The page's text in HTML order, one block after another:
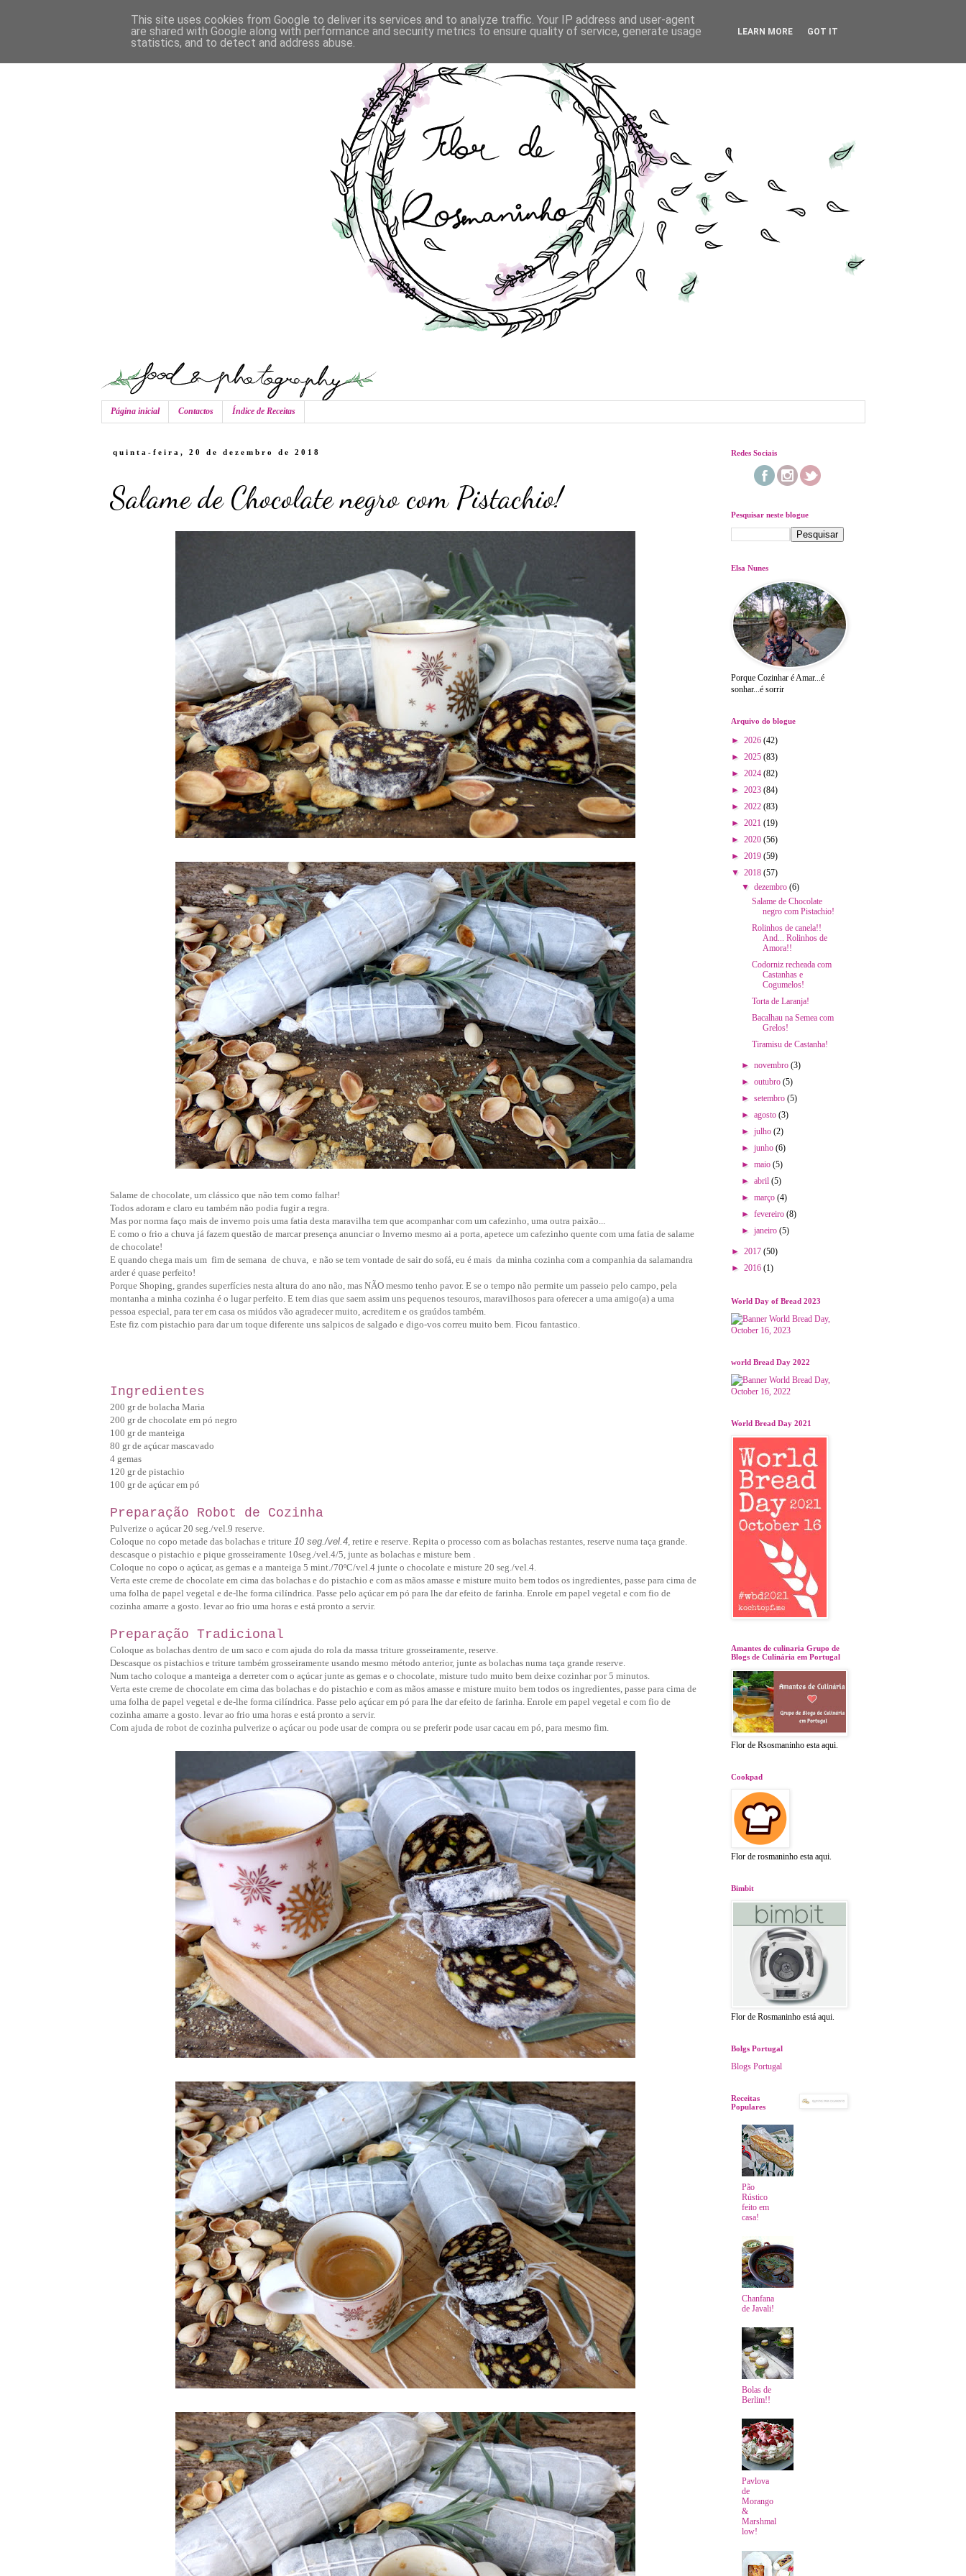
Página inicial Contactos Índice de Receitas
quinta-feira, 20 de dezembro de 2018
Salame de Chocolate negro com Pistachio!
Salame de chocolate, um clássico que não tem como falhar!
Todos adoram e claro eu também não podia fugir a regra.
Mas por norma faço mais de inverno pois uma fatia desta maravilha tem que acompanhar com um cafezinho, uma outra paixão...
E como o frio a chuva já fazem questão de marcar presença anunciar o Inverno mesmo ai a porta, apetece um cafezinho quente com uma fatia de salame
de chocolate!
E quando chega mais um fim de semana de chuva, e não se tem vontade de sair do sofá, eu é mais da minha cozinha com a companhia da salamandra
arder é quase perfeito!
Porque Shoping, grandes superfícies nesta altura do ano não, mas NÃO mesmo tenho pavor. E se o tempo não permite um passeio pelo campo, pela
montanha a minha cozinha é o lugar perfeito. E tem dias que saem assim uns pequenos tesouros, maravilhosos para oferecer a uma amigo(a) a uma
pessoa especial, para ter em casa os miúdos vão agradecer muito, acreditem e os graúdostambém.
Este fiz com pistachio para dar um toque diferente uns salpicos de salgado e digo-vos correu muito bem. Ficou fantastico.
Ingredientes
200 gr de bolacha Maria
200 gr de chocolate em pó negro
100 gr de manteiga
80 gr de açúcar mascavado
4 gemas
120 gr de pistachio
100 gr de açúcar em pó
Preparação Robot de Cozinha
Pulverize o açúcar 20 seg./vel.9 reserve.
Coloque no copo metade das bolachas e triture 10 seg./vel.4, retire e reserve. Repita o processo com as bolachas restantes, reserve numa taça grande.
descasque o pistachio e pique grosseiramente 10seg./vel.4/5, junte as bolachas e misture bem .
Coloque no copo o açúcar, as gemas e a manteiga 5 mint./70ºC/vel.4 junte o chocolate e misture 20 seg./vel.4.
Verta este creme de chocolate em cima das bolachas e do pistachio e com as mãos amasse e misture muito bem todos os ingredientes, passe para cima de
uma folha de papel vegetal e de-lhe forma cilíndrica. Passe pelo açúcar em pó para lhe dar efeito de farinha. Enrole em papel vegetal e com fio de
cozinha amarre a gosto. levar ao frio uma horas e está pronto a servir.
Preparação Tradicional
Coloque as bolachas dentro de um saco e com ajuda do rola da massa triture grosseiramente, reserve.
Descasque os pistachios e triture também grosseiramente usando mesmo método anterior, junte as bolachas numa taça grande reserve.
Num tacho coloque a manteiga a derreter com o açúcar junte as gemas e o chocolate, misture tudo muito bem deixe cozinhar por 5 minutos.
Verta este creme de chocolate em cima das bolachas e do pistachio e com as mãos amasse e misture muito bem todos os ingredientes, passe para cima de
uma folha de papel vegetal e de-lhe forma cilíndrica. Passe pelo açúcar em pó para lhe dar efeito de farinha. Enrole em papel vegetal e com fio de
cozinha amarre a gosto. levar ao frio uma horas e está pronto a servir.
Com ajuda de robot de cozinha pulverize o açúcar ou pode usar de compra ou se preferir pode usar cacau em pó, para mesmo fim.
Redes Sociais
Pesquisar neste blogue
Elsa Nunes
Porque Cozinhar é Amar...é
sonhar...é sorrir
Arquivo do blogue
► 2026 (42)
► 2025 (83)
► 2024 (82)
► 2023 (84)
► 2022 (83)
► 2021 (19)
► 2020 (56)
► 2019 (59)
▼ 2018 (57)
▼ dezembro (6)
Salame de Chocolate
negro com Pistachio!
Rolinhos de canela!!
And... Rolinhos de
Amora!!
Codorniz recheada com
Castanhas e
Cogumelos!
Torta de Laranja!
Bacalhau na Semea com
Grelos!
Tiramisu de Castanha!
► novembro (3)
► outubro (5)
► setembro (5)
► agosto (3)
► julho (2)
► junho (6)
► maio (5)
► abril (5)
► março (4)
► fevereiro (8)
► janeiro (5)
► 2017 (50)
► 2016 (1)
World Day of Bread 2023
world Bread Day 2022
World Bread Day 2021
Amantes de culinaria Grupo de
Blogs de Culinária em Portugal
Flor de Rsosmaninho esta aqui.
Cookpad
Flor de rosmaninho esta aqui.
Bimbit
Flor de Rosmaninho está aqui.
Bolgs Portugal
Blogs Portugal
Receitas
Populares
Pão
Rústico
feito em
casa!
Chanfana
de Javali!
Bolas de
Berlim!!
Pavlova
de
Morango
&
Marshmal
low!
This site uses cookies from Google to deliver its services and to analyze traffic. Your IP address and user-agent
are shared with Google along with performance and security metrics to ensure quality of service, generate usage
statistics, and to detect and address abuse.
LEARN MORE GOT IT